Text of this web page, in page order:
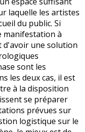
laquelle les artistes
du public. Si
manifestation à
d'avoir une solution
sont les
les deux cas, il est
à la disposition
se préparer
prévues sur
logistique sur le